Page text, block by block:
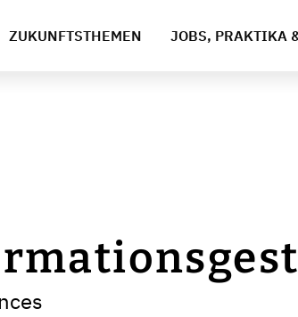
ZUKUNFTSTHEMEN JOBS, PRAKTIKA